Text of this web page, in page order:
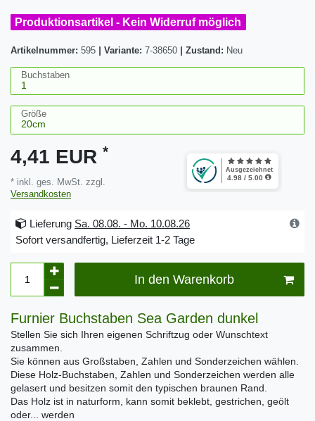
Produktionsartikel - Kein Widerruf möglich
Artikelnummer: 595 Variante: 7-38650 Zustand: Neu
Buchstaben
Größe
4,41 EUR *
* inkl. ges. MwSt. zzgl.
Versandkosten
Lieferung Sa. 08.08. - Mo. 10.08.26
Sofort versandfertig, Lieferzeit 1-2 Tage
In den Warenkorb
Furnier Buchstaben Sea Garden dunkel
Stellen Sie sich Ihren eigenen Schriftzug oder Wunschtext
zusammen.
Sie können aus Großstaben, Zahlen und Sonderzeichen wählen.
Diese Holz-Buchstaben, Zahlen und Sonderzeichen werden alle
gelasert und besitzen somit den typischen braunen Rand.
Das Holz ist in naturform, kann somit beklebt, gestrichen, geölt
oder... werden